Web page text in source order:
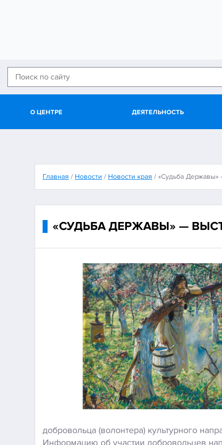
О ЦЕНТРЕ ДЕЯТЕЛЬНОСТЬ
Главная / Новости / Новости края / «Судьба Державы»
«СУДЬБА ДЕРЖАВЫ» —
добровольца (волонтера) культурного
Информацию об участии добровольцев